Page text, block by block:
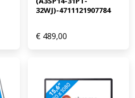
32WJ)-4711121907784
€ 489,00